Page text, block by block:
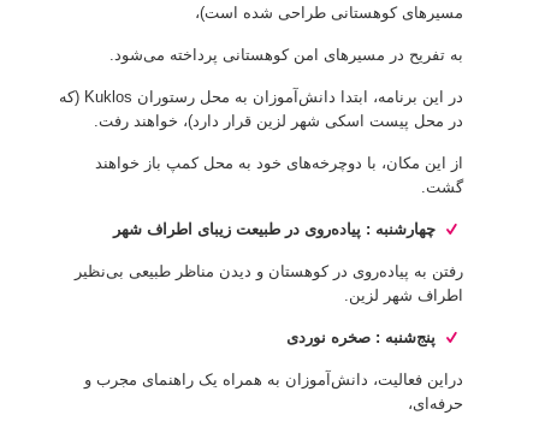
مسیرهای کوهستانی طراحی شده است)،
به تفریح در مسیرهای امن کوهستانی پرداخته می‌شود.
در این برنامه، ابتدا دانش‌آموزان به محل رستوران Kuklos (که
در محل پیست اسکی شهر لزین قرار دارد)، خواهند رفت.
از این مکان، با دوچرخه‌های خود به محل کمپ باز خواهند
گشت.
چهارشنبه : پیاده‌روی در طبیعت زیبای اطراف شهر
رفتن به پیاده‌روی در کوهستان و دیدن مناظر طبیعی بی‌نظیر
اطراف شهر لزین.
پنج‌شنبه : صخره نوردی
دراین فعالیت، دانش‌آموزان به همراه یک راهنمای مجرب و
حرفه‌ای،